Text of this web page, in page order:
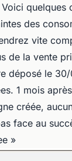
quelques
des
vite
de la vente
déposé le
1 mois
créée,
face au
»